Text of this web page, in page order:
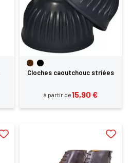
Cloches caoutchouc striées
à partir de15,90 €